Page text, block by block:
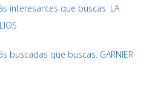
interesantes que buscas. LA
buscadas que buscas. GARNIER